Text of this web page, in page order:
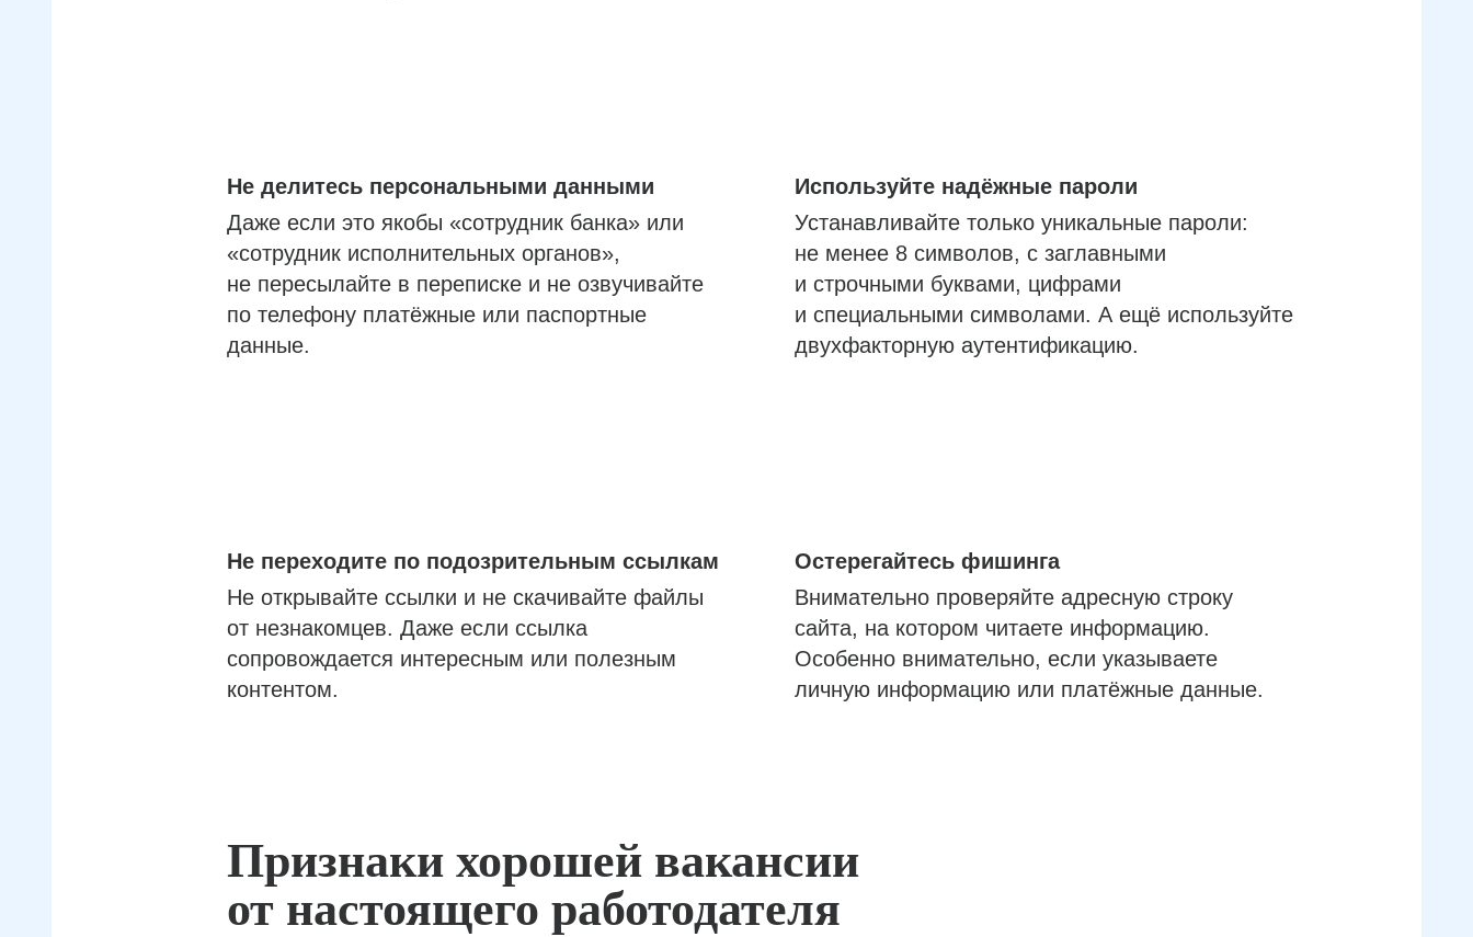
Не делитесь персональными данными
Даже если это якобы «сотрудник банка» или
«сотрудник исполнительных органов»,
не пересылайте в переписке и не озвучивайте
по телефону платёжные или паспортные
данные.
Используйте надёжные пароли
Устанавливайте только уникальные пароли:
не менее 8 символов, с заглавными
и строчными буквами, цифрами
и специальными символами. А ещё используйте
двухфакторную аутентификацию.
Не переходите по подозрительным ссылкам
Не открывайте ссылки и не скачивайте файлы
от незнакомцев. Даже если ссылка
сопровождается интересным или полезным
контентом.
Остерегайтесь фишинга
Внимательно проверяйте адресную строку
сайта, на котором читаете информацию.
Особенно внимательно, если указываете
личную информацию или платёжные данные.
Признаки хорошей вакансии
от настоящего работодателя